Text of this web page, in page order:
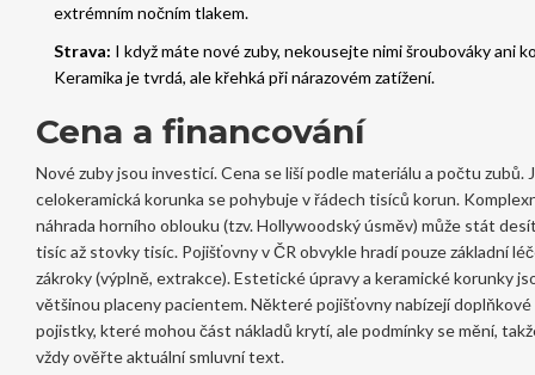
extrémním nočním tlakem.
Strava: I když máte nové zuby, nekousejte nimi šroubováky ani
Keramika je tvrdá, ale křehká při nárazovém zatížení.
Cena a financování
Nové zuby jsou investicí. Cena se liší podle materiálu a počtu zubů.
celokeramická korunka se pohybuje v řádech tisíců korun.
náhrada horního oblouku (tzv. Hollywoodský úsměv) může stát
tisíc až stovky tisíc. Pojišťovny v ČR obvykle hradí pouze základní
zákroky (výplně, extrakce). Estetické úpravy a keramické korunky
většinou placeny pacientem. Některé pojišťovny nabízejí doplňkové
pojistky, které mohou část nákladů krytí, ale podmínky se mění,
vždy ověřte aktuální smluvní text.